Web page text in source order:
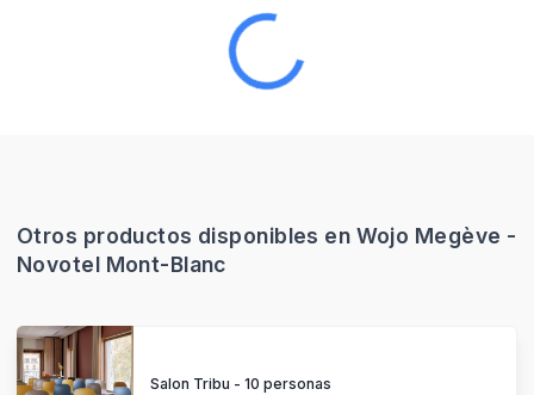
Otros productos disponibles en Wojo Megève -
Novotel Mont-Blanc
Salon Tribu - 10 personas